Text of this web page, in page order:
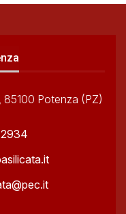
85100 Potenza (PZ)